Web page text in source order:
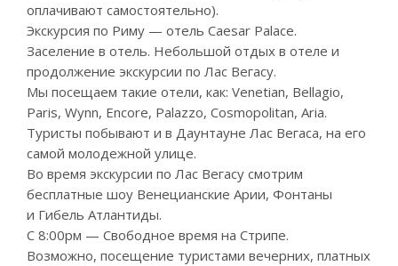
оплачивают самостоятельно).
Экскурсия по Риму — отель Caesar Palace.
Заселение в отель. Небольшой отдых в отеле и
продолжение экскурсии по Лас Вегасу.
Мы посещаем такие отели, как: Venetian, Bellagio,
Paris, Wynn, Encore, Palazzo, Cosmopolitan, Aria.
Туристы побывают и в Даунтауне Лас Вегаса, на его
самой молодежной улице.
Во время экскурсии по Лас Вегасу смотрим
бесплатные шоу Венецианские Арии, Фонтаны
и Гибель Атлантиды.
С 8:00рм — Свободное время на Стрипе.
Возможно, посещение туристами вечерних, платных